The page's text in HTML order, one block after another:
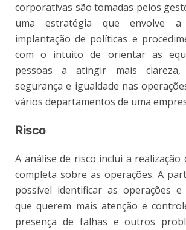
corporativas são tomadas pelos
uma estratégia que envolve
implantação de políticas e
com o intuito de orientar as
pessoas a atingir mais clareza,
segurança e igualdade nas
vários departamentos de uma
Risco
A análise de risco inclui a realização
completa sobre as operações. A
possível identificar as operações e
que querem mais atenção e
presença de falhas e outros